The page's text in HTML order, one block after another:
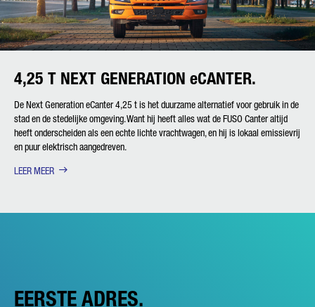
4,25 T NEXT GENERATION eCANTER.
De Next Generation eCanter 4,25 t is het duurzame alternatief voor gebruik in de
stad en de stedelijke omgeving. Want hij heeft alles wat de FUSO Canter altijd
heeft onderscheiden als een echte lichte vrachtwagen, en hij is lokaal emissievrij
en puur elektrisch aangedreven.
LEER MEER
EERSTE ADRES.